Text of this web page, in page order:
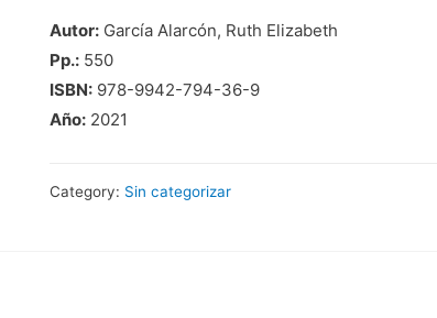
Autor:García Alarcón, Ruth Elizabeth
Pp.:550
ISBN:978-9942-794-36-9
Año:2021
Category: Sin categorizar